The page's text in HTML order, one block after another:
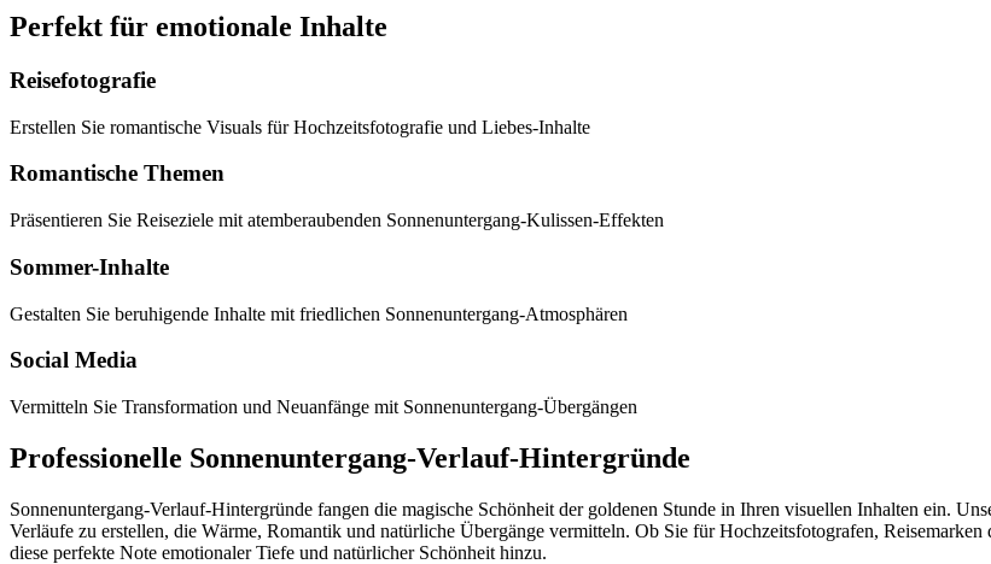
Perfekt für emotionale Inhalte
Reisefotografie
Erstellen Sie romantische Visuals für Hochzeitsfotografie und Liebes-Inhalte
Romantische Themen
Präsentieren Sie Reiseziele mit atemberaubenden Sonnenuntergang-Kulissen-Effekten
Sommer-Inhalte
Gestalten Sie beruhigende Inhalte mit friedlichen Sonnenuntergang-Atmosphären
Social Media
Vermitteln Sie Transformation und Neuanfänge mit Sonnenuntergang-Übergängen
Professionelle Sonnenuntergang-Verlauf-Hintergründe
Sonnenuntergang-Verlauf-Hintergründe fangen die magische Schönheit der goldenen Stunde in Ihren visuellen Inhalten ein.
Verläufe zu erstellen, die Wärme, Romantik und natürliche Übergänge vermitteln. Ob Sie für Hochzeitsfotografen,
diese perfekte Note emotionaler Tiefe und natürlicher Schönheit hinzu.